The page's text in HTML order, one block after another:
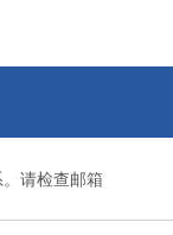
请检查邮箱